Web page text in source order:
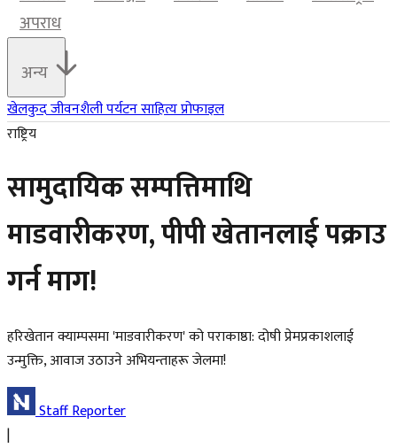
अपराध
अन्य
खेलकुदजीवनशैलीपर्यटनसाहित्यप्रोफाइल
राष्ट्रिय
सामुदायिक सम्पत्तिमाथि
माडवारीकरण, पीपी खेतानलाई पक्राउ
गर्न माग!
हरिखेतान क्याम्पसमा 'माडवारीकरण' को पराकाष्ठा: दोषी प्रेमप्रकाशलाई
उन्मुक्ति, आवाज उठाउने अभियन्ताहरू जेलमा!
Staff Reporter
|